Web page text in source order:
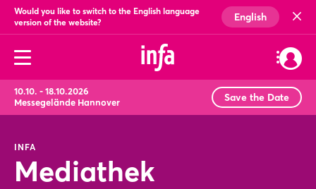
Would you like to switch to the English language
version of the website?
English
10.10. - 18.10.2026
Messegelände Hannover
Save the Date
INFA
Mediathek